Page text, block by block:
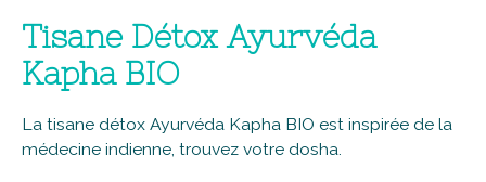
Tisane Détox Ayurvéda
Kapha BIO
La tisane détox Ayurvéda Kapha BIO est inspirée de la
médecine indienne, trouvez votre dosha.